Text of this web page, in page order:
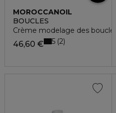
MOROCCANOIL
BOUCLES
Crème modelage des
46,60 € 5 2